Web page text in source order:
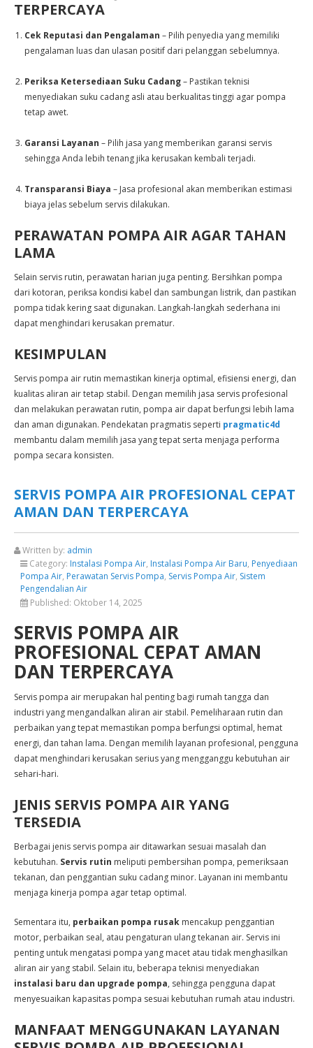
TERPERCAYA
Cek Reputasi dan Pengalaman – Pilih penyedia yang memiliki
pengalaman luas dan ulasan positif dari pelanggan sebelumnya.
Periksa Ketersediaan Suku Cadang– Pastikan teknisi
menyediakan suku cadang asli atau berkualitas tinggi agar pompa
tetap awet.
Garansi Layanan – Pilih jasa yang memberikan garansi servis
sehingga Anda lebih tenang jika kerusakan kembali terjadi.
Transparansi Biaya – Jasa profesional akan memberikan estimasi
biaya jelas sebelum servis dilakukan.
PERAWATAN POMPA AIR AGAR TAHAN
LAMA
Selain servis rutin, perawatan harian juga penting. Bersihkan pompa
dari kotoran, periksa kondisi kabel dan sambungan listrik, dan pastikan
pompa tidak kering saat digunakan. Langkah-langkah sederhana ini
dapat menghindari kerusakan prematur.
KESIMPULAN
Servis pompa air rutin memastikan kinerja optimal, efisiensi energi, dan
kualitas aliran air tetap stabil. Dengan memilih jasa servis profesional
dan melakukan perawatan rutin, pompa air dapat berfungsi lebih lama
dan aman digunakan. Pendekatan pragmatis seperti pragmatic4d
membantu dalam memilih jasa yang tepat serta menjaga performa
pompa secara konsisten.
SERVIS POMPA AIR PROFESIONAL CEPAT
AMAN DAN TERPERCAYA
Written by: admin
Category: Instalasi Pompa Air, Instalasi Pompa Air Baru, Penyediaan
Pompa Air, Perawatan Servis Pompa, Servis Pompa Air, Sistem
Pengendalian Air
Published: Oktober 14, 2025
SERVIS POMPA AIR
PROFESIONAL CEPAT AMAN
DAN TERPERCAYA
Servis pompa air merupakan hal penting bagi rumah tangga dan
industri yang mengandalkan aliran air stabil. Pemeliharaan rutin dan
perbaikan yang tepat memastikan pompa berfungsi optimal, hemat
energi, dan tahan lama. Dengan memilih layanan profesional, pengguna
dapat menghindari kerusakan serius yang mengganggu kebutuhan air
sehari-hari.
JENIS SERVIS POMPA AIR YANG
TERSEDIA
Berbagai jenis servis pompa air ditawarkan sesuai masalah dan
kebutuhan. Servis rutin meliputi pembersihan pompa, pemeriksaan
tekanan, dan penggantian suku cadang minor. Layanan ini membantu
menjaga kinerja pompa agar tetap optimal.
Sementara itu, perbaikan pompa rusak mencakup penggantian
motor, perbaikan seal, atau pengaturan ulang tekanan air. Servis ini
penting untuk mengatasi pompa yang macet atau tidak menghasilkan
aliran air yang stabil. Selain itu, beberapa teknisi menyediakan
instalasi baru dan upgrade pompa, sehingga pengguna dapat
menyesuaikan kapasitas pompa sesuai kebutuhan rumah atau industri.
MANFAAT MENGGUNAKAN LAYANAN